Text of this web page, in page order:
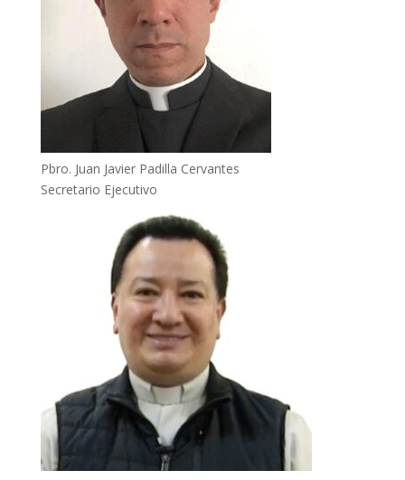
Pbro. Juan Javier Padilla Cervantes
Secretario Ejecutivo